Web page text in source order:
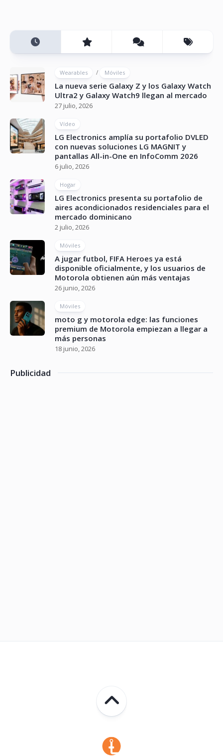
Wearables / Móviles
La nueva serie Galaxy Z y los Galaxy Watch
Ultra2 y Galaxy Watch9 llegan al mercado
27 julio, 2026
Vídeo
LG Electronics amplía su portafolio DVLED
con nuevas soluciones LG MAGNIT y
pantallas All-in-One en InfoComm 2026
6 julio, 2026
Hogar
LG Electronics presenta su portafolio de
aires acondicionados residenciales para el
mercado dominicano
2 julio, 2026
Móviles
A jugar futbol, FIFA Heroes ya está
disponible oficialmente, y los usuarios de
Motorola obtienen aún más ventajas
26 junio, 2026
Móviles
moto g y motorola edge: las funciones
premium de Motorola empiezan a llegar a
más personas
18 junio, 2026
Publicidad